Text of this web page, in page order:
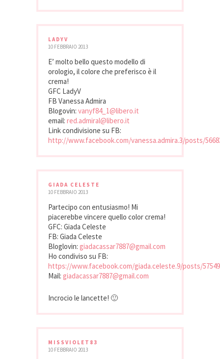
LADYV
10 FEBBRAIO 2013
E’ molto bello questo modello di
orologio, il colore che preferisco è il
crema!
GFC LadyV
FB Vanessa Admira
Blogovin: vanyf84_1@libero.it
email: red.admiral@libero.it
Link condivisione su FB:
http://www.facebook.com/vanessa.admira.3/posts/
GIADA CELESTE
10 FEBBRAIO 2013
Partecipo con entusiasmo! Mi
piacerebbe vincere quello color crema!
GFC: Giada Celeste
FB: Giada Celeste
Bloglovin: giadacassar7887@gmail.com
Ho condiviso su FB:
https://www.facebook.com/giada.celeste.9/posts/
Mail: giadacassar7887@gmail.com
Incrocio le lancette! 🙂
MISSVIOLET83
10 FEBBRAIO 2013